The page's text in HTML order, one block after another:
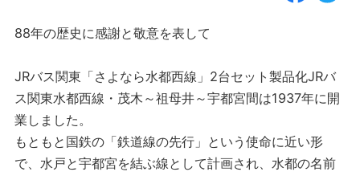
88年の歴史に感謝と敬意を表して
JRバス関東「さよなら水都西線」2台セット製品化JRバ
ス関東水都西線・茂木～祖母井～宇都宮間は1937年に開
業しました。
もともと国鉄の「鉄道線の先行」という使命に近い形
で、水戸と宇都宮を結ぶ線として計画され、水都の名前